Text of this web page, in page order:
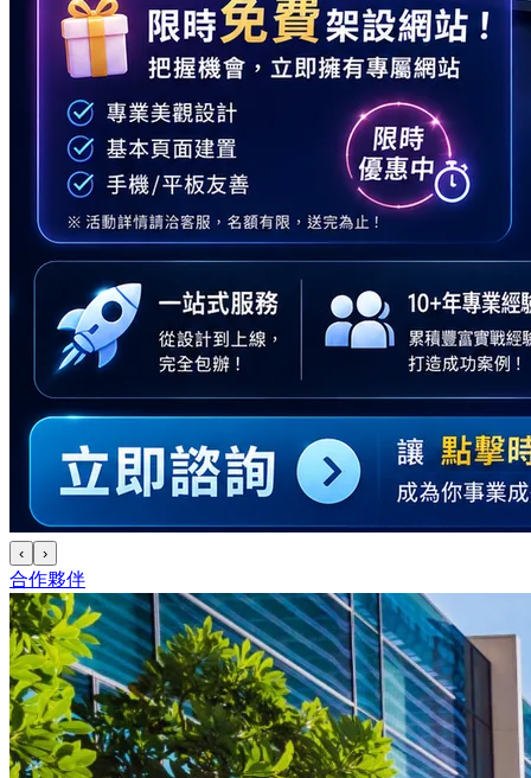
‹ ›
合作夥伴